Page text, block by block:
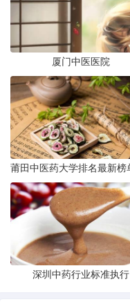
厦门中医医院
深圳中药行业标准执行